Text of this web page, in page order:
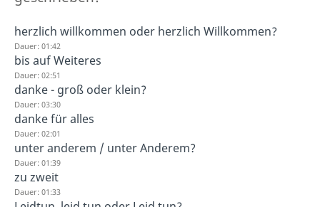
herzlich willkommen oder herzlich Willkommen?
Dauer: 01:42
bis auf Weiteres
Dauer: 02:51
danke - groß oder klein?
Dauer: 03:30
danke für alles
Dauer: 02:01
unter anderem / unter Anderem?
Dauer: 01:39
zu zweit
Dauer: 01:33